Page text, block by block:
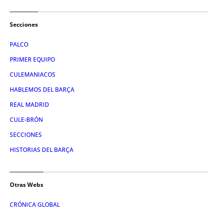
Secciones
PALCO
PRIMER EQUIPO
CULEMANIACOS
HABLEMOS DEL BARÇA
REAL MADRID
CULE-BRÓN
SECCIONES
HISTORIAS DEL BARÇA
Otras Webs
CRÓNICA GLOBAL